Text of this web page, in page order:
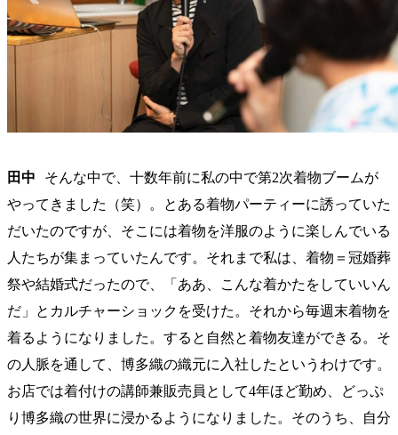
田中
そんな中で、十数年前に私の中で第2次着物ブームが
やってきました（笑）。とある着物パーティーに誘っていた
だいたのですが、そこには着物を洋服のように楽しんでいる
人たちが集まっていたんです。それまで私は、着物＝冠婚葬
祭や結婚式だったので、「ああ、こんな着かたをしていいん
だ」とカルチャーショックを受けた。それから毎週末着物を
着るようになりました。すると自然と着物友達ができる。そ
の人脈を通して、博多織の織元に入社したというわけです。
お店では着付けの講師兼販売員として4年ほど勤め、どっぷ
り博多織の世界に浸かるようになりました。そのうち、自分